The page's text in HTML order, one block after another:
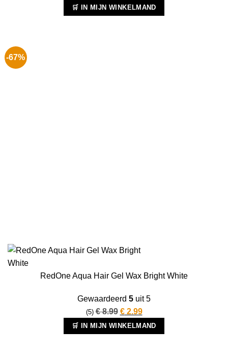
prijs
was:
prijs
is:
🛒 IN MIJN WINKELMAND
-67%
RedOne Aqua Hair Gel Wax Bright White
Gewaardeerd 5 uit 5
(5) €8.99 Oorspronkelijke
prijs
was:
€2.99Huidige
prijs
is:
🛒 IN MIJN WINKELMAND